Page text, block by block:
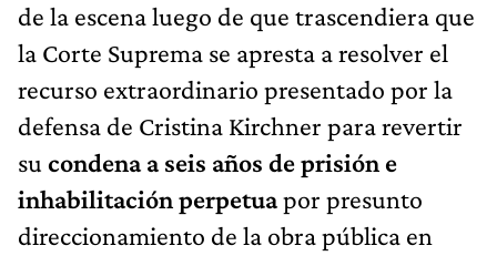
de la escena luego de que trascendiera que
la Corte Suprema se apresta a resolver el
recurso extraordinario presentado por la
defensa de Cristina Kirchner para revertir
su condena a seis años de prisión e
inhabilitación perpetuapor presunto
direccionamiento de la obra pública en